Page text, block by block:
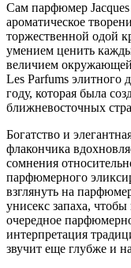
Сам парфюмер Jacques
ароматическое
торжественной одой
умением ценить
величием
Les Parfums
году, которая была
ближневосточных
Богатство и
флакончика
сомнения
парфюмерного
взглянуть на
унисекс запаха,
очередное
интерпретация
звучит еще глубже и